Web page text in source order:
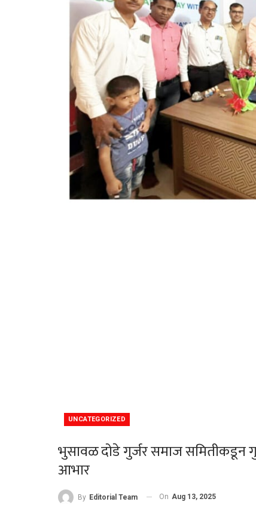
UNCATEGORIZED
भुसावळ दोडे गुर्जर समाज समितीकडून
आभार
By Editorial Team On Aug 13, 2025